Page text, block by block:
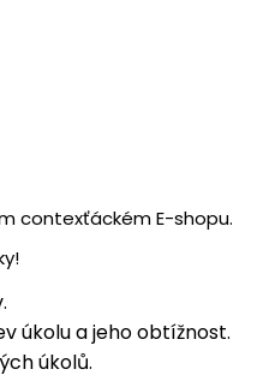
contexťáckém E-shopu.
úkolu a jeho obtížnost.
úkolů.